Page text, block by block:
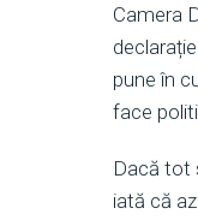
Camera
pune în
face
Dacă tot
iată că